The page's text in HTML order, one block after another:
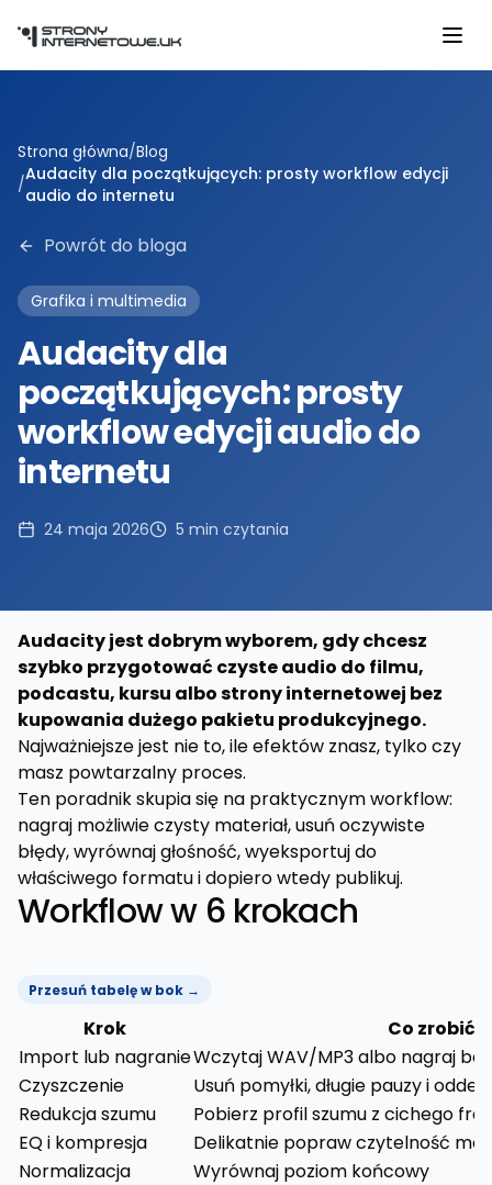
Strona główna/Blog
/Audacity dla początkujących: prosty workflow edycji
audio do internetu
Powrót do bloga
Grafika i multimedia
Audacity dla
początkujących: prosty
workflow edycji audio do
internetu
24 maja 2026 5 min czytania
Audacity jest dobrym wyborem, gdy chcesz
szybko przygotować czyste audio do filmu,
podcastu, kursu albo strony internetowej bez
kupowania dużego pakietu produkcyjnego.
Najważniejsze jest nie to, ile efektów znasz, tylko czy
masz powtarzalny proces.
Ten poradnik skupia się na praktycznym workflow:
nagraj możliwie czysty materiał, usuń oczywiste
błędy, wyrównaj głośność, wyeksportuj do
właściwego formatu i dopiero wtedy publikuj.
Workflow w 6 krokach
Przesuń tabelę w bok →
Krok
Co zrobić
Import lub nagranieWczytaj WAV/MP3 albo nagraj
Czyszczenie
Usuń pomyłki, długie pauzy i
Redukcja szumu
Pobierz profil szumu z cichego
EQ i kompresja
Delikatnie popraw czytelność
Normalizacja
Wyrównaj poziom końcowy